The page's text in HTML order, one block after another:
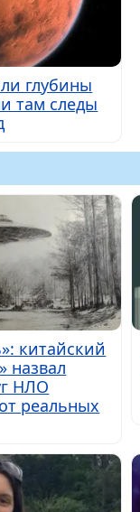
глубины
там следы
китайский
назвал
НЛО
реальных